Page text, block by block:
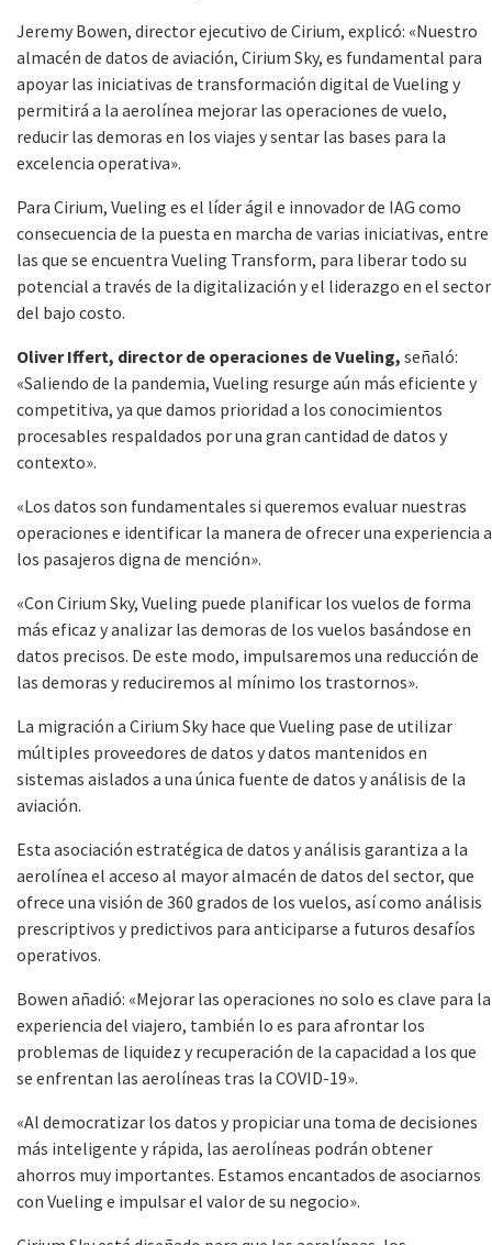
Jeremy Bowen, director ejecutivo de Cirium, explicó: «Nuestro
almacén de datos de aviación, Cirium Sky, es fundamental para
apoyar las iniciativas de transformación digital de Vueling y
permitirá a la aerolínea mejorar las operaciones de vuelo,
reducir las demoras en los viajes y sentar las bases para la
excelencia operativa».
Para Cirium, Vueling es el líder ágil e innovador de IAG como
consecuencia de la puesta en marcha de varias iniciativas, entre
las que se encuentra Vueling Transform, para liberar todo su
potencial a través de la digitalización y el liderazgo en el sector
del bajo costo.
Oliver Iffert, director de operaciones de Vueling, señaló:
«Saliendo de la pandemia, Vueling resurge aún más eficiente y
competitiva, ya que damos prioridad a los conocimientos
procesables respaldados por una gran cantidad de datos y
contexto».
«Los datos son fundamentales si queremos evaluar nuestras
operaciones e identificar la manera de ofrecer una experiencia a
los pasajeros digna de mención».
«Con Cirium Sky, Vueling puede planificar los vuelos de forma
más eficaz y analizar las demoras de los vuelos basándose en
datos precisos. De este modo, impulsaremos una reducción de
las demoras y reduciremos al mínimo los trastornos».
La migración a Cirium Sky hace que Vueling pase de utilizar
múltiples proveedores de datos y datos mantenidos en
sistemas aislados a una única fuente de datos y análisis de la
aviación.
Esta asociación estratégica de datos y análisis garantiza a la
aerolínea el acceso al mayor almacén de datos del sector, que
ofrece una visión de 360 grados de los vuelos, así como análisis
prescriptivos y predictivos para anticiparse a futuros desafíos
operativos.
Bowen añadió: «Mejorar las operaciones no solo es clave para la
experiencia del viajero, también lo es para afrontar los
problemas de liquidez y recuperación de la capacidad a los que
se enfrentan las aerolíneas tras la COVID-19».
«Al democratizar los datos y propiciar una toma de decisiones
más inteligente y rápida, las aerolíneas podrán obtener
ahorros muy importantes. Estamos encantados de asociarnos
con Vueling e impulsar el valor de su negocio».